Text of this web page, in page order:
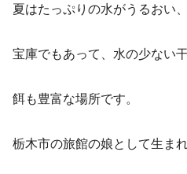
夏はたっぷりの水がうるおい
宝庫でもあって、水の少ない
餌も豊富な場所です。
栃木市の旅館の娘として生まれ